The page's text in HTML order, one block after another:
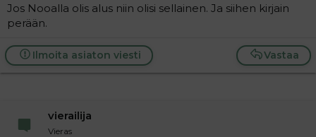
haetaan, mutta ei löydy
Jos Nooalla olis alus niin olisi sellainen. Ja siihen kirjain
perään.
Vastaa
Ilmoita asiaton viesti
vierailija
Vieras